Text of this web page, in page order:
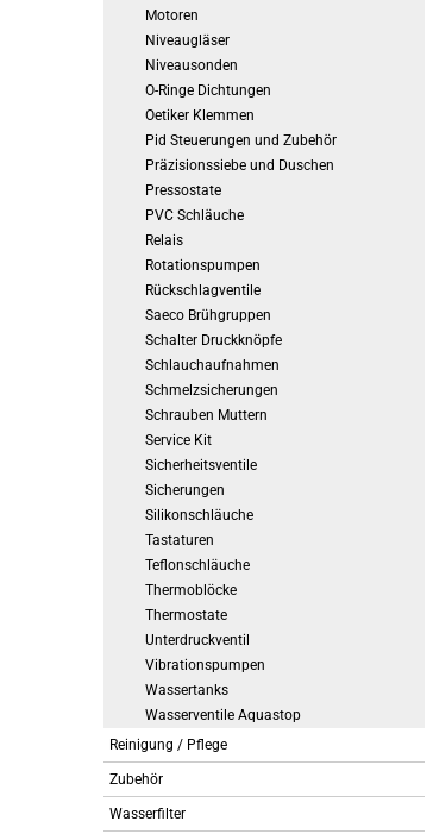
Motoren
Niveaugläser
Niveausonden
O-Ringe Dichtungen
Oetiker Klemmen
Pid Steuerungen und Zubehör
Präzisionssiebe und Duschen
Pressostate
PVC Schläuche
Relais
Rotationspumpen
Rückschlagventile
Saeco Brühgruppen
Schalter Druckknöpfe
Schlauchaufnahmen
Schmelzsicherungen
Schrauben Muttern
Service Kit
Sicherheitsventile
Sicherungen
Silikonschläuche
Tastaturen
Teflonschläuche
Thermoblöcke
Thermostate
Unterdruckventil
Vibrationspumpen
Wassertanks
Wasserventile Aquastop
Reinigung / Pflege
Zubehör
Wasserfilter